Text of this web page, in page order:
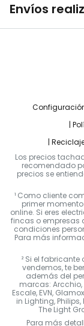
Envíos
Los precios
recomendado
precios se
¹ Como cliente
primer
online. Si eres
fincas o empresas
condiciones
Para más
² Si el fabricante
vendemos, te
además del
marcas: Arcchio,
Escale, EVN,
in Lighting, Philips,
The Light
Para más